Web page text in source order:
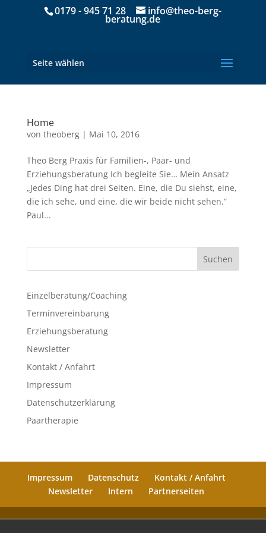
0179 - 945 71 28 info@theo-berg-
beratung.de
Seite wählen
Home
von theoberg| Mai 10, 2016
Theo Berg Praxis für Familien-, Paar- und
Erziehungsberatung Ich begleite Sie… Mein Ansatz
„Jedes Ding hat drei Seiten. Eine, die Du siehst, eine,
die ich sehe, und eine, die wir beide nicht sehen.”
Paul...
Einzelberatung/Coaching
Terminvereinbarung
Erziehungsberatung
Newsletter
Kontakt / Anfahrt
Impressum
Datenschutzerklärung
Paartherapie
Impressum Datenschutz
Kontakt / Anfahrt
Newsletter
Intern Partnerseiten